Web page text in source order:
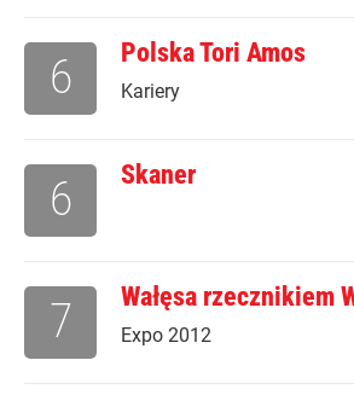
Polska Tori Amos
Kariery
6
Skaner
6
Wałęsa rzecznikiem
Expo 2012
7